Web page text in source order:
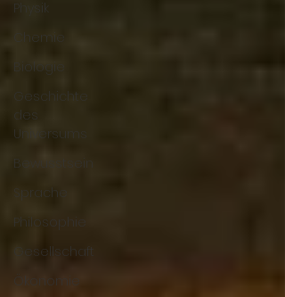
Physik
Chemie
Biologie
Geschichte
des
Universums
Bewusstsein
Sprache
Philosophie
Gesellschaft
Ökonomie